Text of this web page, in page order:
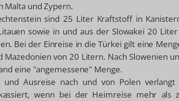
Malta und Zypern.
sind 25 Liter Kraftstoff in
sowie in und aus der Slowakei 20
Bei der Einreise in die Türkei gilt eine
Mazedonien von 20 Litern. Nach Slowenien
eine "angemessene" Menge.
Ausreise nach und von Polen
wenn bei der Heimreise mehr als